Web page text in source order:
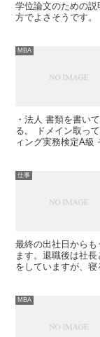
学位論文のための
方でよさそうです。
MBA
・法人 書類を書い
る。 ドメイン取っ
ィング実務検定A級
仕事
最終の出社日から
ます。退職後は社
をしていますが、寝
MBA